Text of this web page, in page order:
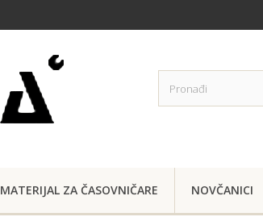
MATERIJAL ZA ČASOVNIČARE NOVČANICI